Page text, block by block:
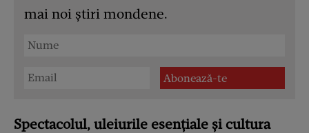
mai noi știri mondene.
Spectacolul, uleiurile esențiale și cultura